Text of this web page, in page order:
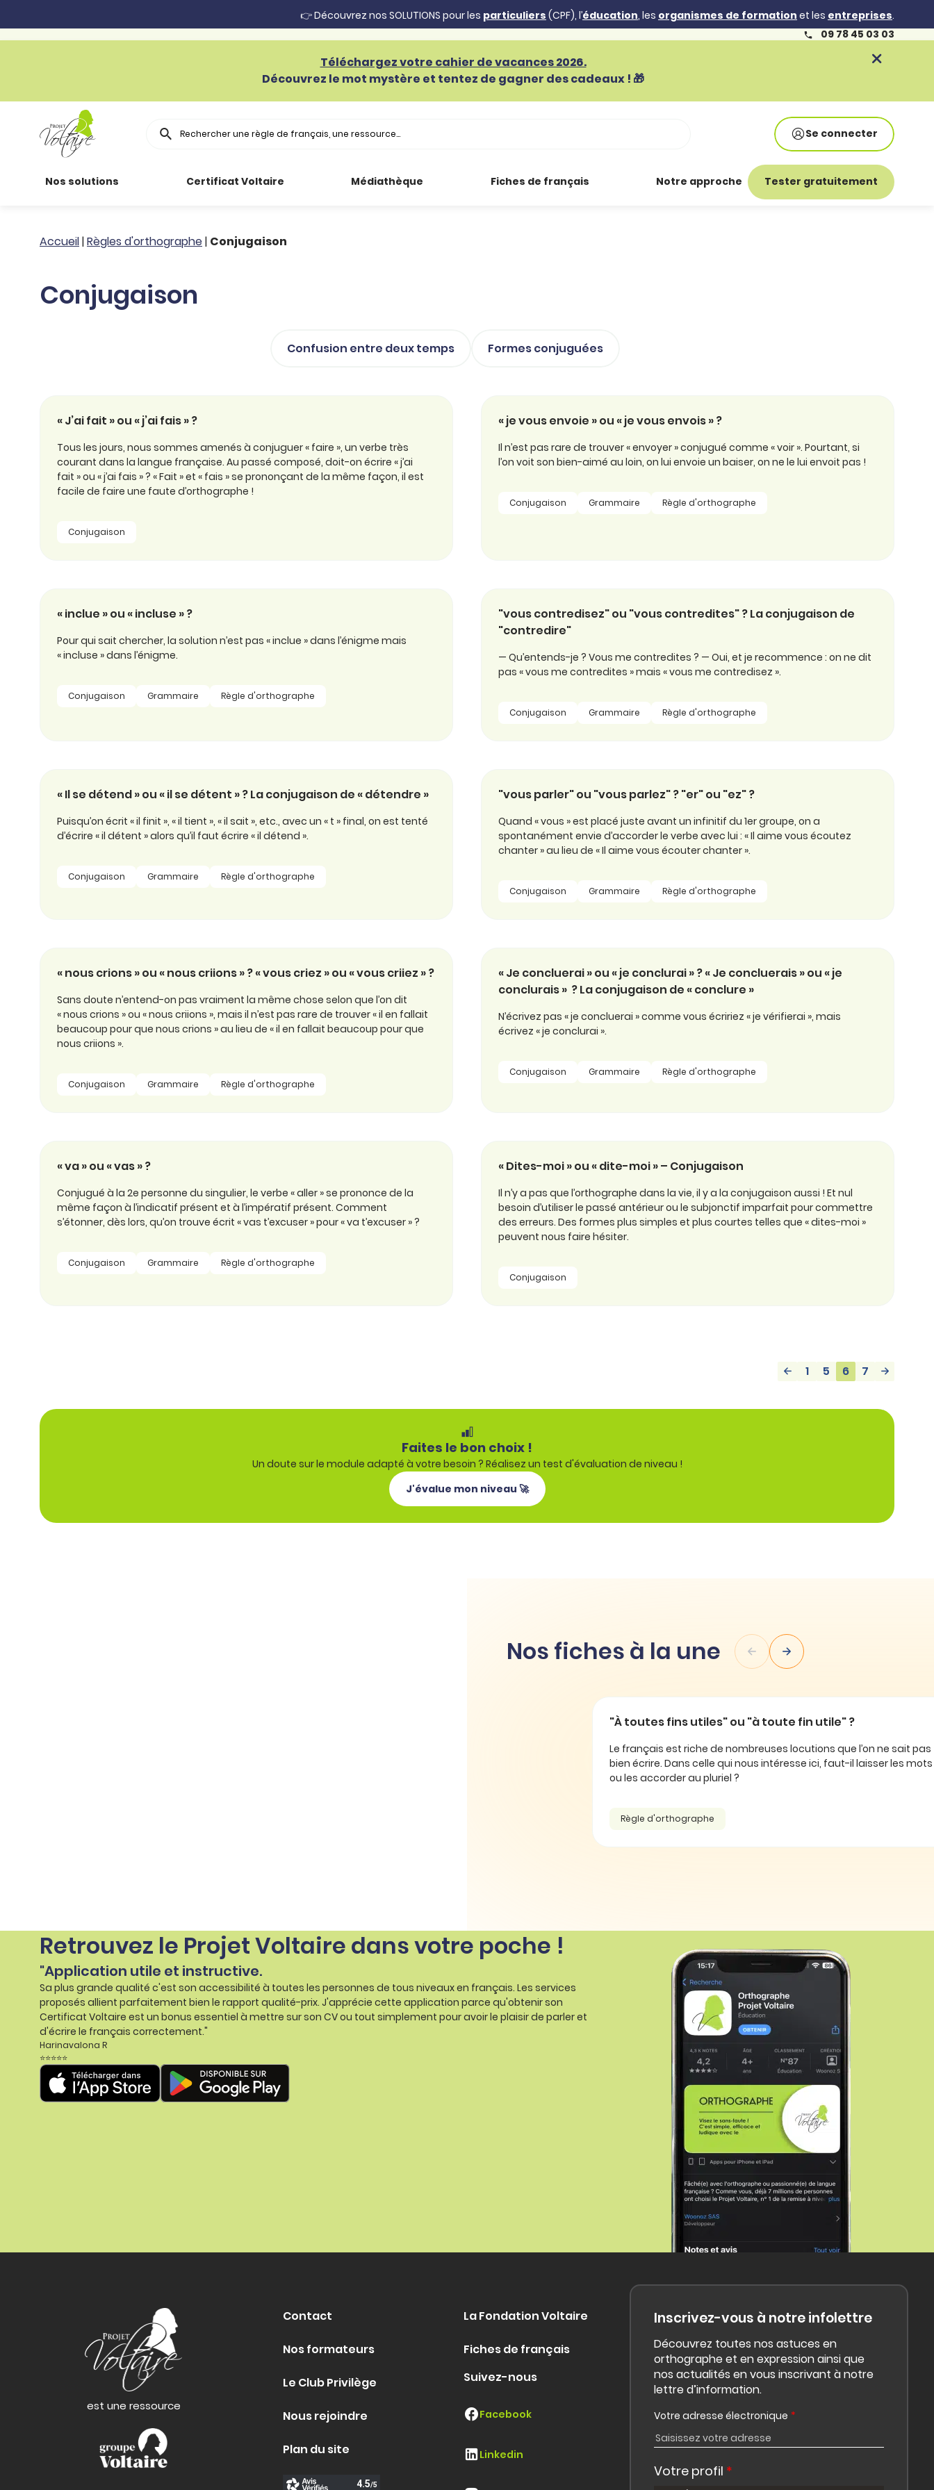
👉 Découvrez nos SOLUTIONS pour les particuliers (CPF), l’éducation, les organismes de formation et les entreprises.
09 78 45 03 03
Téléchargez votre cahier de vacances 2026.
Découvrez le mot mystère et tentez de gagner des cadeaux ! 🎁
Rechercher Se connecter
Nos solutions
Particuliers
Secteur public
salariés
Certificat Voltaire Médiathèque
Toutes nos
ressources
Améliorer son
français
professionnel
salariés
Explorer la langue
française
Fiches de français
Conjugaison
Règle
Notre approche Tester gratuitement
Accueil|Règles d'orthographe| Conjugaison
Conjugaison
Confusion entre deux temps Formes conjuguées
« J’ai fait » ou « j’ai fais » ?
Tous les jours, nous sommes amenés à conjuguer « faire », un verbe très
courant dans la langue française. Au passé composé, doit-on écrire « j’ai
fait » ou « j’ai fais » ? « Fait » et « fais » se prononçant de la même façon, il est
facile de faire une faute d’orthographe !
Conjugaison
« je vous envoie » ou « je vous envois » ?
Il n’est pas rare de trouver « envoyer » conjugué comme « voir ». Pourtant, si
l’on voit son bien-aimé au loin, on lui envoie un baiser, on ne le lui envoit pas !
Conjugaison Grammaire Règle d'orthographe
« inclue » ou « incluse » ?
Pour qui sait chercher, la solution n’est pas « inclue » dans l’énigme mais
« incluse » dans l’énigme.
Conjugaison Grammaire Règle d'orthographe
"vous contredisez" ou "vous contredites" ? La conjugaison de
"contredire"
— Qu’entends-je ? Vous me contredites ? — Oui, et je recommence : on ne dit
pas « vous me contredites » mais « vous me contredisez ».
Conjugaison Grammaire Règle d'orthographe
« Il se détend » ou « il se détent » ? La conjugaison de « détendre »
Puisqu’on écrit « il finit », « il tient », « il sait », etc., avec un « t » final, on est tenté
d’écrire « il détent » alors qu’il faut écrire « il détend ».
Conjugaison Grammaire Règle d'orthographe
"vous parler" ou "vous parlez" ? "er" ou "ez" ?
Quand « vous » est placé juste avant un infinitif du 1er groupe, on a
spontanément envie d’accorder le verbe avec lui : « Il aime vous écoutez
chanter » au lieu de « Il aime vous écouter chanter ».
Conjugaison Grammaire Règle d'orthographe
« nous crions » ou « nous criions » ? « vous criez » ou « vous criiez » ?
Sans doute n’entend-on pas vraiment la même chose selon que l’on dit
« nous crions » ou « nous criions », mais il n’est pas rare de trouver « il en fallait
beaucoup pour que nous crions » au lieu de « il en fallait beaucoup pour que
nous criions ».
Conjugaison Grammaire Règle d'orthographe
« Je concluerai » ou « je conclurai » ? « Je concluerais » ou « je
conclurais » ? La conjugaison de « conclure »
N’écrivez pas « je concluerai » comme vous écririez « je vérifierai », mais
écrivez « je conclurai ».
Conjugaison Grammaire Règle d'orthographe
« va » ou « vas » ?
Conjugué à la 2e personne du singulier, le verbe « aller » se prononce de la
même façon à l’indicatif présent et à l’impératif présent. Comment
s’étonner, dès lors, qu’on trouve écrit « vas t’excuser » pour « va t’excuser » ?
Conjugaison Grammaire Règle d'orthographe
« Dites-moi » ou « dite-moi » – Conjugaison
Il n’y a pas que l’orthographe dans la vie, il y a la conjugaison aussi ! Et nul
besoin d’utiliser le passé antérieur ou le subjonctif imparfait pour commettre
des erreurs. Des formes plus simples et plus courtes telles que « dites-moi »
peuvent nous faire hésiter.
Conjugaison
1 5 6 7
Faites le bon choix !
Un doute sur le module adapté à votre besoin ? Réalisez un test d'évaluation de niveau !
J'évalue mon niveau 🚀
Nos fiches à la une
"À toutes fins utiles" ou "à toute fin utile" ?
Le français est riche de nombreuses locutions que l’on ne sait pas toujours
bien écrire. Dans celle qui nous intéresse ici, faut-il laisser les mots au singulier
ou les accorder au pluriel ?
Règle d'orthographe
Retrouvez le Projet Voltaire dans votre poche !
"Application utile et instructive.
Sa plus grande qualité c'est son accessibilité à toutes les personnes de tous niveaux en français. Les services
proposés allient parfaitement bien le rapport qualité-prix. J'apprécie cette application parce qu'obtenir son
Certificat Voltaire est un bonus essentiel à mettre sur son CV ou tout simplement pour avoir le plaisir de parler et
d'écrire le français correctement."
Harinavalona R
⭐⭐⭐⭐⭐
est une ressource
Inscrivez-vous à notre infolettre
Découvrez toutes nos astuces en
orthographe et en expression ainsi que
nos actualités en vous inscrivant à notre
lettre d’information.
Votre adresse électronique *
Votre profil *
Contact
Nos formateurs
Le Club Privilège
Nous rejoindre
Plan du site
La Fondation Voltaire
Fiches de français
Suivez-nous
Facebook
Linkedin